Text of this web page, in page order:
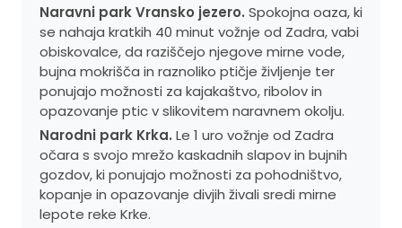
Naravni park Vransko jezero. Spokojna oaza, ki
se nahaja kratkih 40 minut vožnje od Zadra, vabi
obiskovalce, da raziščejo njegove mirne vode,
bujna mokrišča in raznoliko ptičje življenje ter
ponujajo možnosti za kajakaštvo, ribolov in
opazovanje ptic v slikovitem naravnem okolju.
Narodni park Krka. Le 1 uro vožnje od Zadra
očara s svojo mrežo kaskadnih slapov in bujnih
gozdov, ki ponujajo možnosti za pohodništvo,
kopanje in opazovanje divjih živali sredi mirne
lepote reke Krke.